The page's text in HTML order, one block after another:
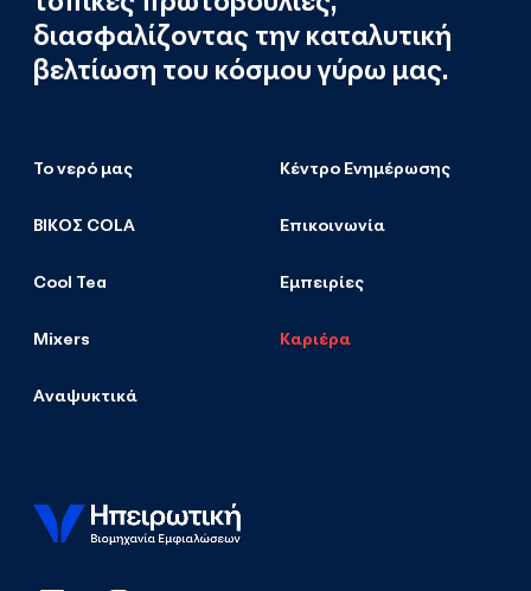
διασφαλίζοντας την καταλυτική
βελτίωση του κόσμου γύρω μας.
Το νερό μας
ΒΙΚΟΣ COLA
Cool Tea
Mixers
Αναψυκτικά
Κέντρο Ενημέρωσης
Επικοινωνία
Εμπειρίες
Καριέρα